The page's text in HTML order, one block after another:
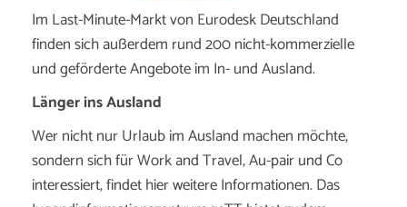
Im Last-Minute-Markt von Eurodesk Deutschland
finden sich außerdem rund 200 nicht-kommerzielle
und geförderte Angebote im In- und Ausland.
Länger ins Ausland
Wer nicht nur Urlaub im Ausland machen möchte,
sondern sich für Work and Travel, Au-pair und Co
interessiert, findet hier weitere Informationen. Das